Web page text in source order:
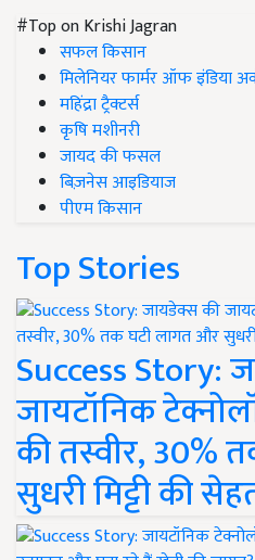
#Top on Krishi Jagran
सफल किसान
मिलेनियर फार्मर ऑफ इंडिया
महिंद्रा ट्रैक्टर्स
कृषि मशीनरी
जायद की फसल
बिज़नेस आइडियाज
पीएम किसान
Top Stories
Success Story:
जायटॉनिक
की तस्वीर, 30%
सुधरी मिट्टी की